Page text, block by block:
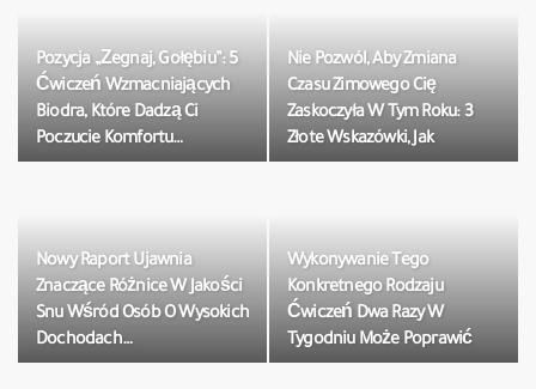
Pozycja „Żegnaj, Gołębiu”: 5
Ćwiczeń Wzmacniających
Biodra, Które Dadzą Ci
Poczucie Komfortu…
Nie Pozwól, Aby Zmiana
Czasu Zimowego Cię
Zaskoczyła W Tym Roku: 3
Złote Wskazówki, Jak
Chronić…
Nowy Raport Ujawnia
Znaczące Różnice W Jakości
Snu Wśród Osób O Wysokich
Dochodach…
Wykonywanie Tego
Konkretnego Rodzaju
Ćwiczeń Dwa Razy W
Tygodniu Może Poprawić
Jakość Snu,…